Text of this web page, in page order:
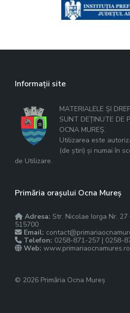
Informații site
MATERIALELE ȘI
SUNT DEȚINUTE DE
OCNA MUREȘ.
Utilizarea este
(de știri) și numai în
de Utilizare.
Primăria orașului Ocna Mureș
Adresa: Str. Nicolae Iorga Nr.
515700
Email:
Telefon: 0258-871-257 | 0258-
Web: www.primariaocnamures.ro
© 2026 Primăria Ocna Mureș